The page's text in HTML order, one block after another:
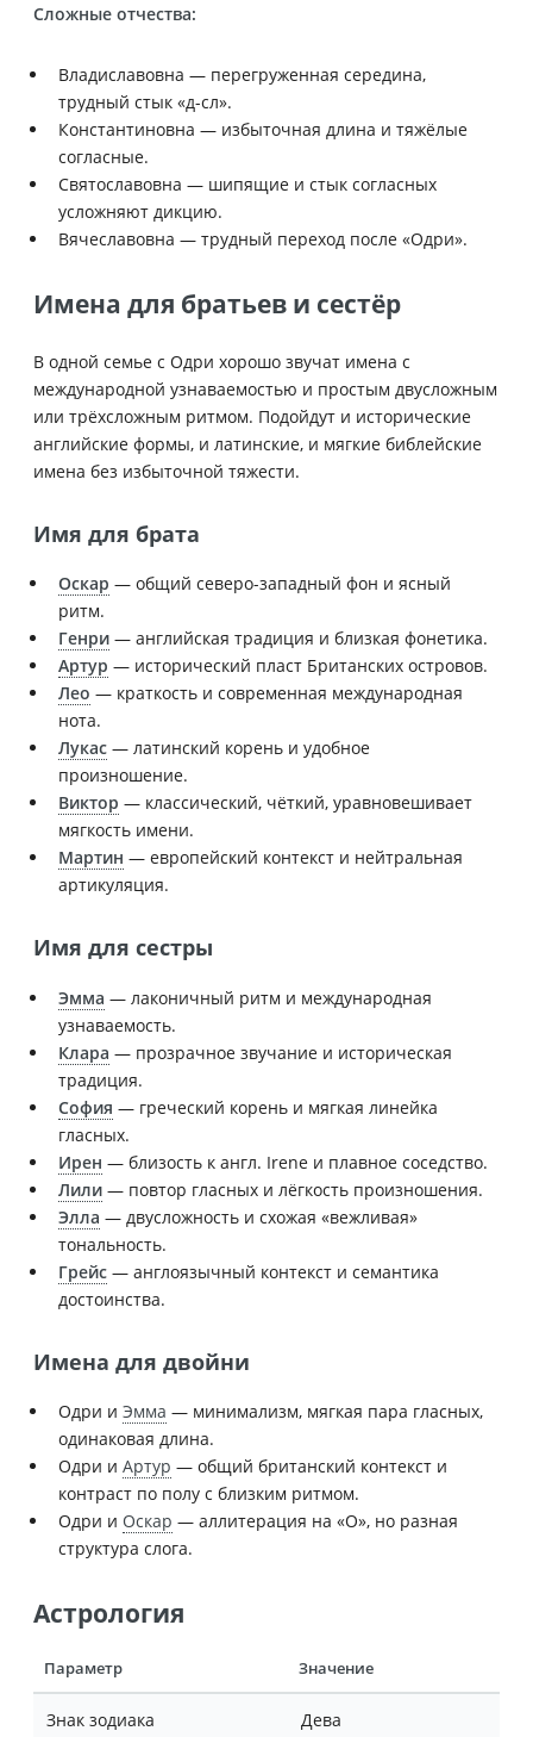
Сложные отчества:
Владиславовна — перегруженная середина,
трудный стык «д-сл».
Константиновна — избыточная длина и тяжёлые
согласные.
Святославовна — шипящие и стык согласных
усложняют дикцию.
Вячеславовна — трудный переход после «Одри».
Имена для братьев и сестёр
В одной семье с Одри хорошо звучат имена с
международной узнаваемостью и простым двусложным
или трёхсложным ритмом. Подойдут и исторические
английские формы, и латинские, и мягкие библейские
имена без избыточной тяжести.
Имя для брата
Оскар — общий северо-западный фон и ясный
ритм.
Генри — английская традиция и близкая фонетика.
Артур — исторический пласт Британских островов.
Лео — краткость и современная международная
нота.
Лукас — латинский корень и удобное
произношение.
Виктор — классический, чёткий, уравновешивает
мягкость имени.
Мартин — европейский контекст и нейтральная
артикуляция.
Имя для сестры
Эмма — лаконичный ритм и международная
узнаваемость.
Клара — прозрачное звучание и историческая
традиция.
София — греческий корень и мягкая линейка
гласных.
Ирен — близость к англ. Irene и плавное соседство.
Лили — повтор гласных и лёгкость произношения.
Элла — двусложность и схожая «вежливая»
тональность.
Грейс — англоязычный контекст и семантика
достоинства.
Имена для двойни
Одри и Эмма — минимализм, мягкая пара гласных,
одинаковая длина.
Одри и Артур — общий британский контекст и
контраст по полу с близким ритмом.
Одри и Оскар — аллитерация на «О», но разная
структура слога.
Астрология
Параметр Значение
Знак зодиака Дева